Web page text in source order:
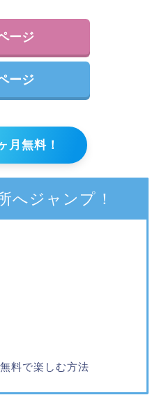
ージ
ージ
月無料！
へジャンプ！
料で楽しむ方法